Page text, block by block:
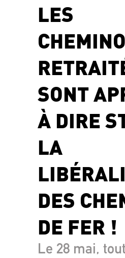
LES
SONT
À DIRE
LA
DES
DE FER !
Le 28 mai,